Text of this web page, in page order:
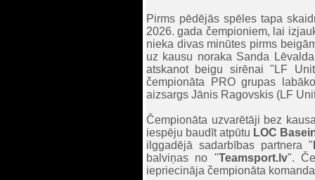
Pirms pēdējās spēles tapa
2026. gada čempioniem, lai
nieka divas minūtes pirms
uz kausu noraka Sanda
atskanot beigu sirēnai "LF
čempionāta PRO grupas
aizsargs Jānis Ragovskis (LF
Čempionāta uzvarētāji bez
iespēju baudīt atpūtu LOC
ilggadējā sadarbības partnera "
balviņas no "Teamsport.lv".
iepriecināja čempionāta